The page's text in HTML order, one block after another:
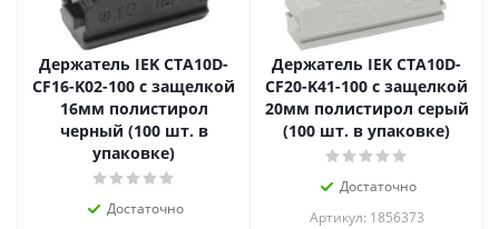
Держатель IEK CTA10D-
CF16-K02-100 с защелкой
16мм полистирол
черный (100 шт. в
упаковке)
Достаточно
Держатель IEK CTA10D-
CF20-K41-100 с защелкой
20мм полистирол серый
(100 шт. в упаковке)
Достаточно
Артикул: 1856373